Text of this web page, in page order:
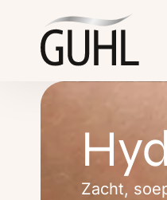
Zacht,